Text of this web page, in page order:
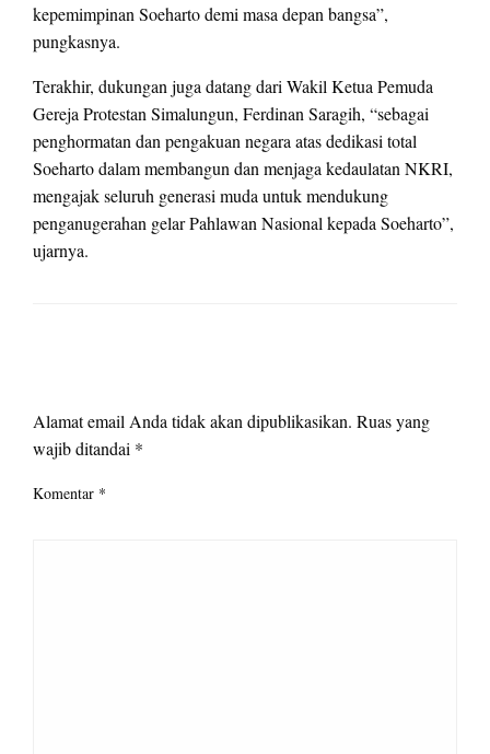
kepemimpinan Soeharto demi masa depan bangsa”,
pungkasnya.
Terakhir, dukungan juga datang dari Wakil Ketua Pemuda
Gereja Protestan Simalungun, Ferdinan Saragih, “sebagai
penghormatan dan pengakuan negara atas dedikasi total
Soeharto dalam membangun dan menjaga kedaulatan NKRI,
mengajak seluruh generasi muda untuk mendukung
penganugerahan gelar Pahlawan Nasional kepada Soeharto”,
ujarnya.
Alamat email Anda tidak akan dipublikasikan. Ruas yang
wajib ditandai *
Komentar *